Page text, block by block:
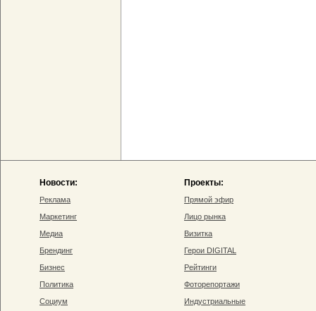
Новости:
Реклама
Маркетинг
Медиа
Брендинг
Бизнес
Политика
Социум
Проекты:
Прямой эфир
Лицо рынка
Визитка
Герои DIGITAL
Рейтинги
Фоторепортажи
Индустриальные